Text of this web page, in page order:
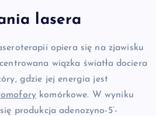
lasera
opiera się na zjawisku
wiązka światła dociera
gdzie jej energia jest
komórkowe. W wyniku
produkcja adenozyno-5’-